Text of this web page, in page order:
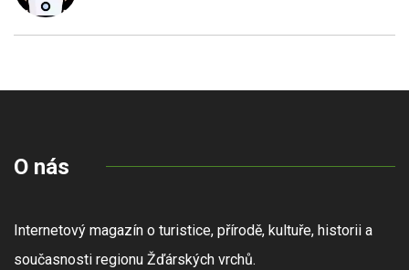
O nás
Internetový magazín o turistice, přírodě, kultuře, historii a
současnosti regionu Žďárských vrchů.